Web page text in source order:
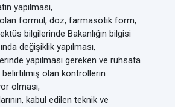
yapılması,
formül, doz, farmasötik form,
bilgilerinde Bakanlığın bilgisi
değişiklik yapılması,
yapılması gereken ve ruhsata
olan kontrollerin
olması,
kabul edilen teknik ve